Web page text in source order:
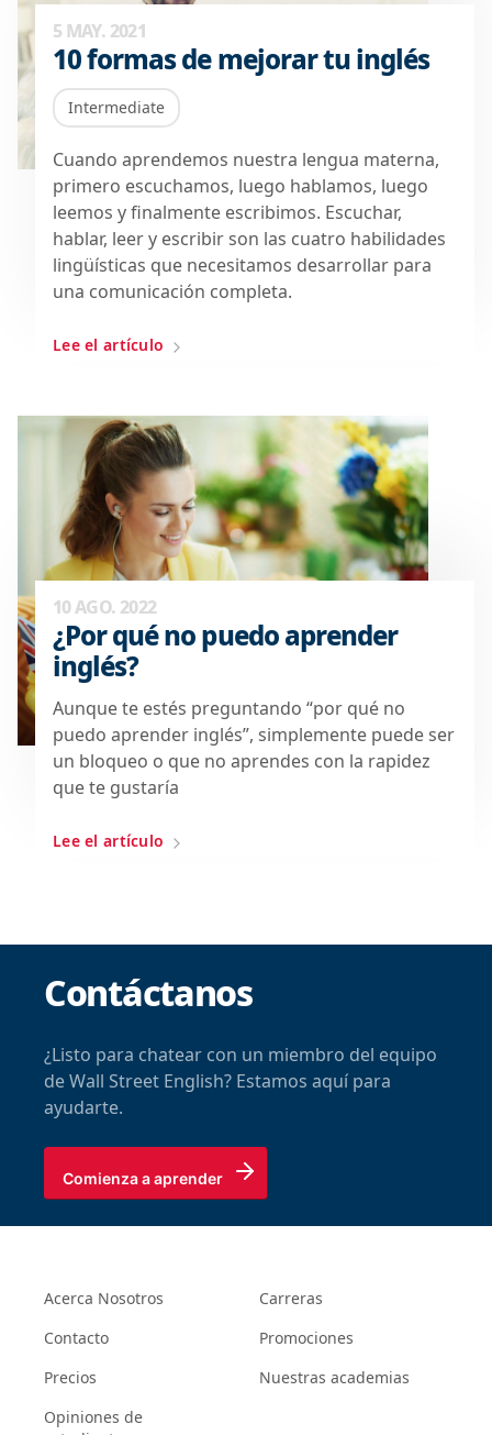
5 MAY. 2021
10 formas de mejorar tu inglés
Intermediate
Cuando aprendemos nuestra lengua materna,
primero escuchamos, luego hablamos, luego
leemos y finalmente escribimos. Escuchar,
hablar, leer y escribir son las cuatro habilidades
lingüísticas que necesitamos desarrollar para
una comunicación completa.
Lee el artículo
10 AGO. 2022
¿Por qué no puedo aprender
inglés?
Aunque te estés preguntando “por qué no
puedo aprender inglés”, simplemente puede ser
un bloqueo o que no aprendes con la rapidez
que te gustaría
Lee el artículo
Contáctanos
¿Listo para chatear con un miembro del equipo
de Wall Street English? Estamos aquí para
ayudarte.
Comienza a aprender
Acerca Nosotros
Contacto
Precios
Opiniones de
Carreras
Promociones
Nuestras academias